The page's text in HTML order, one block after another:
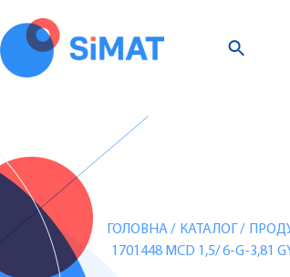
ГОЛОВНА/ КАТАЛОГ /
1701448 MCD 1,5/ 6-G-